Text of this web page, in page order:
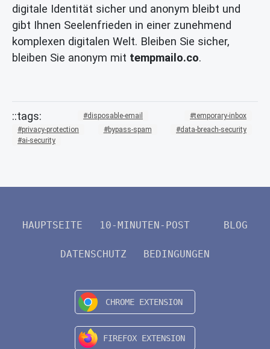
digitale Identität sicher und anonym bleibt und
gibt Ihnen Seelenfrieden in einer zunehmend
komplexen digitalen Welt. Bleiben Sie sicher,
bleiben Sie anonym mit tempmailo.co.
disposable-email
temporary-inbox
privacy-protection
bypass-spam
data-breach-security
ai-security
HAUPTSEITE 10-MINUTEN-POST BLOG
DATENSCHUTZ BEDINGUNGEN